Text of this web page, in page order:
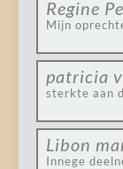
Regine
Mijn
patricia
sterkte aan
Libon
Innege